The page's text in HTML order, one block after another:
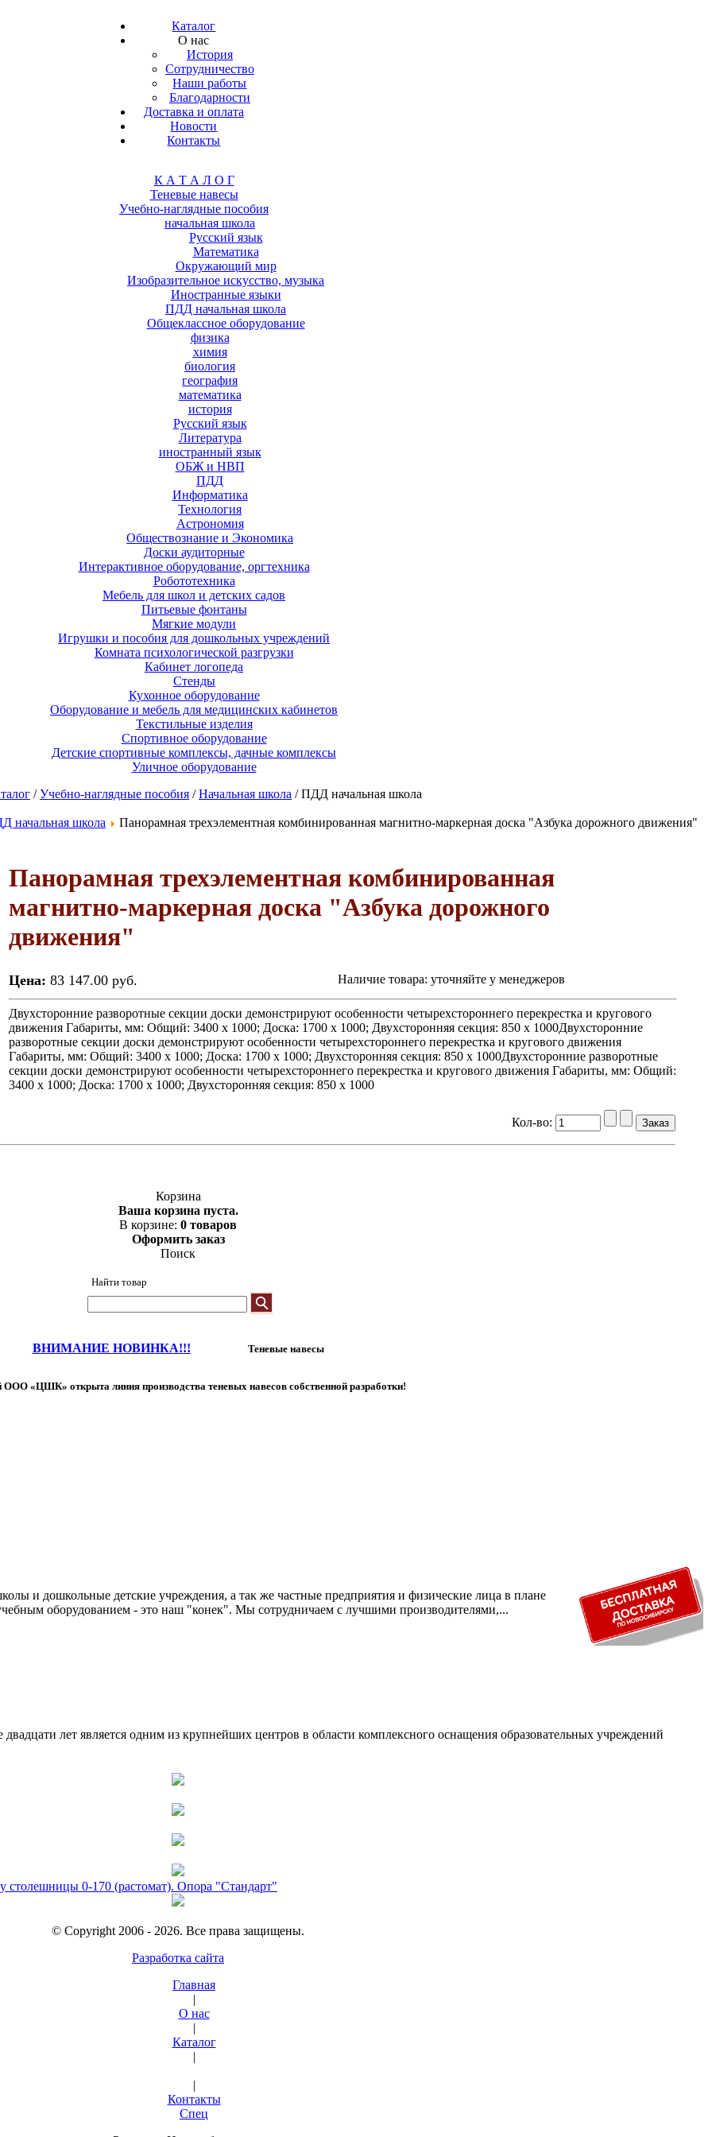
Каталог
О нас
История
Сотрудничество
Наши работы
Благодарности
Доставка и оплата
Новости
Контакты
К А Т А Л О Г
Теневые навесы
Учебно-наглядные пособия
начальная школа
Русский язык
Математика
Окружающий мир
Изобразительное искусство, музыка
Иностранные языки
ПДД начальная школа
Общеклассное оборудование
физика
химия
биология
география
математика
история
Русский язык
Литература
иностранный язык
ОБЖ и НВП
ПДД
Информатика
Технология
Астрономия
Обществознание и Экономика
Доски аудиторные
Интерактивное оборудование, оргтехника
Робототехника
Мебель для школ и детских садов
Питьевые фонтаны
Мягкие модули
Игрушки и пособия для дошкольных учреждений
Комната психологической разгрузки
Кабинет логопеда
Стенды
Кухонное оборудование
Оборудование и мебель для медицинских кабинетов
Текстильные изделия
Спортивное оборудование
Детские спортивные комплексы, дачные комплексы
Уличное оборудование
/Учебно-наглядные пособия /Начальная школа / ПДД начальная школа
начальная школа Панорамная трехэлементная комбинированная магнитно-маркерная доска "Азбука дорожного движения"
Панорамная трехэлементная комбинированная
магнитно-маркерная доска "Азбука дорожного
движения"
Цена: 83 147.00 руб. Наличие товара: уточняйте у менеджеров
Двухсторонние разворотные секции доски демонстрируют особенности четырехстороннего перекрестка и кругового
движения Габариты, мм: Общий: 3400 х 1000; Доска: 1700 х 1000; Двухсторонняя секция: 850 х 1000Двухсторонние
разворотные секции доски демонстрируют особенности четырехстороннего перекрестка и кругового движения
Габариты, мм: Общий: 3400 х 1000; Доска: 1700 х 1000; Двухсторонняя секция: 850 х 1000Двухсторонние разворотные
секции доски демонстрируют особенности четырехстороннего перекрестка и кругового движения Габариты, мм: Общий:
3400 х 1000; Доска: 1700 х 1000; Двухсторонняя секция: 850 х 1000
Кол-во:
Корзина
Ваша корзина пуста.
В корзине: 0 товаров
Оформить заказ
Поиск
Найти товар
ВНИМАНИЕ НОВИНКА!!! Теневые навесы
ООО «ЦШК» открыта линия производства теневых навесов собственной разработки!
и дошкольные детские учреждения, а так же частные предприятия и физические лица в плане
оборудованием - это наш "конек". Мы сотрудничаем с лучшими производителями,...
лет является одним из крупнейших центров в области комплексного оснащения образовательных учреждений
столешницы 0-170 (растомат). Опора "Стандарт"
© Copyright 2006 - 2026. Все права защищены.
Разработка сайта
Главная
|
О нас
|
Каталог
|
|
Контакты
Спец